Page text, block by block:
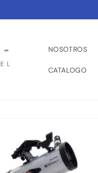
NOSOTROS
CATALOGO